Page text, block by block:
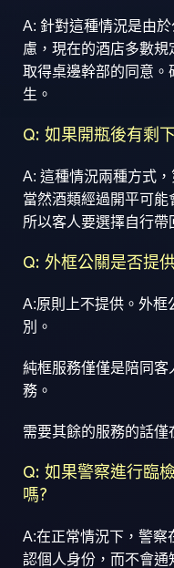
A: 針對這種情況是由
慮，現在的酒店多數
取得桌邊幹部的同意
生。
Q: 如果開瓶後有剩
A: 這種情況兩種方式
當然酒類經過開平可能
所以客人要選擇自行帶
Q: 外框公關是否提
A:原則上不提供。外框
別。
純框服務僅僅是陪同客
務。
需要其餘的服務的話僅
Q: 如果警察進行臨
嗎?
A:在正常情況下，警察
認個人身份，而不會通